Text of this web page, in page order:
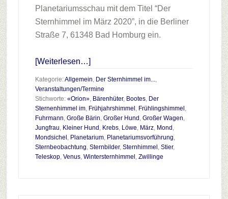
Planetariumsschau mit dem Titel “Der
Sternhimmel im März 2020”, in die Berliner
Straße 7, 61348 Bad Homburg ein.
[Weiterlesen…]Infos
Plugin
Der
Sternhimmel
im
März
2020
Kategorie:Allgemein Der Sternhimmel im...
Veranstaltungen/Termine
Stichworte: «Orion», Bärenhüter, Bootes, Der
Sternenhimmel im, Frühjahrshimmel Frühlingshimmel
Fuhrmann Große Bärin Großer Hund Großer Wagen
Jungfrau Kleiner Hund Krebs, Löwe März, Mond
Mondsichel Planetarium, Planetariumsvorführung
Sternbeobachtung Sternbilder, Sternhimmel Stier,
Teleskop, Venus, Wintersternhimmel Zwillinge